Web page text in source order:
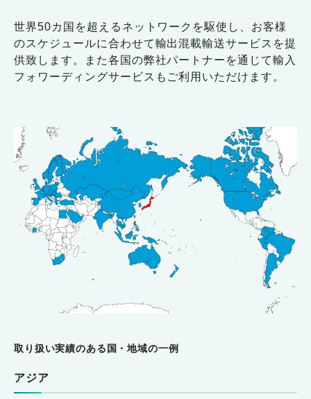
世界50カ国を超えるネットワークを駆使し、お客様
のスケジュールに合わせて輸出混載輸送サービスを提
供致します。また各国の弊社パートナーを通じて輸入
フォワーディングサービスもご利用いただけます。
取り扱い実績のある国・地域の一例
アジア